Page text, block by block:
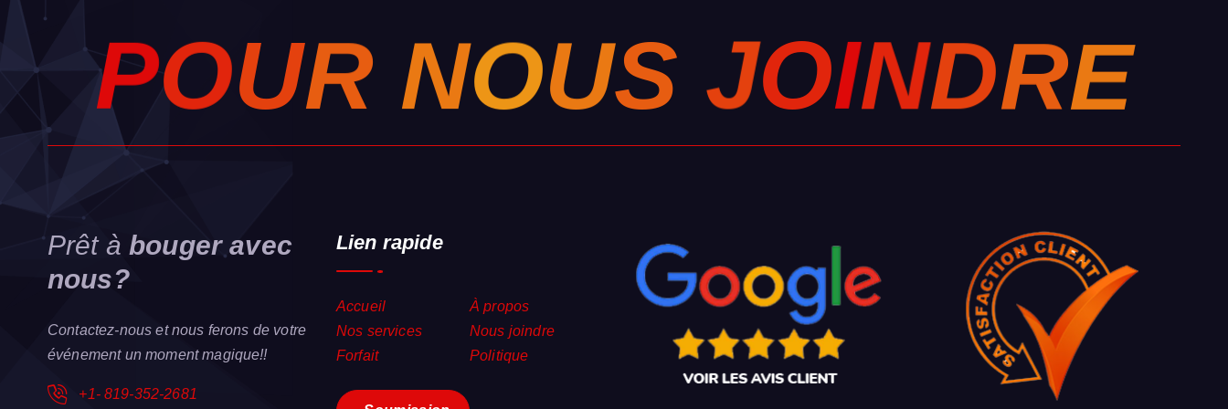
POUR NOUS JOINDRE
Prêt à bouger avec
nous?
Contactez-nous et nous ferons de votre
événement un moment magique!!
+1- 819-352-2681
Lien rapide
Accueil
À propos
Nos services
Nous joindre
Forfait
Politique